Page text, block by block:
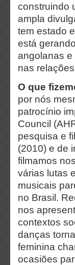
construindo
ampla
tem estado
está
angolanas e
nas
O que
por nós
patrocínio
Council
pesquisa e
(2010) e de
filmamos
várias lutas
musicais
no Brasil.
nos
contextos
danças
feminina
ocasiões